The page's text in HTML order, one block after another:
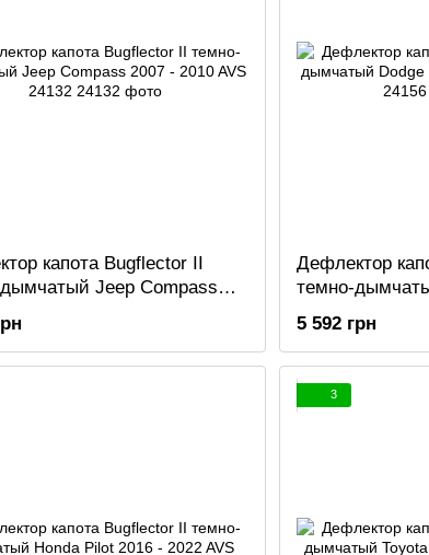
капота Bugflector II
Jeep Compass
AVS 24132
Дефлектор
темно-
2007 - 2012
5 592 грн
3